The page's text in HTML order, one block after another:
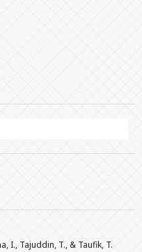
I., Tajuddin, T., & Taufik, T.